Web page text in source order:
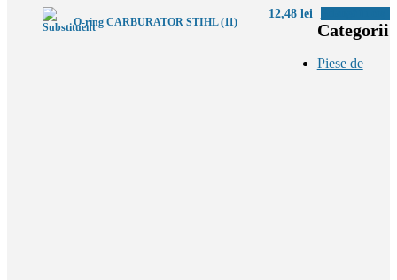
O-ring CARBURATOR STIHL (11)
12,48 lei
Categorii
Piese de